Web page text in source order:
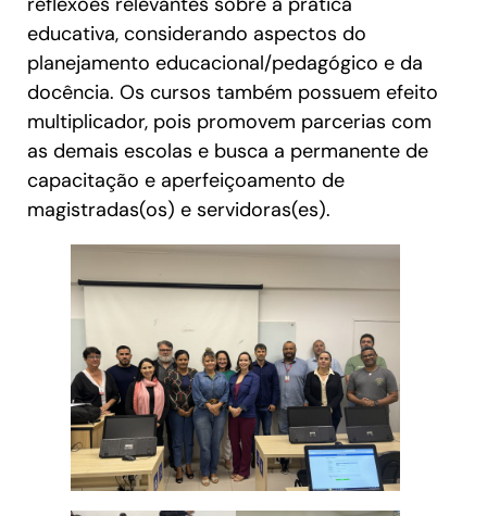
educativa, considerando aspectos do
planejamento educacional/pedagógico e da
docência. Os cursos também possuem efeito
multiplicador, pois promovem parcerias com
as demais escolas e busca a permanente de
capacitação e aperfeiçoamento de
magistradas(os) e servidoras(es).